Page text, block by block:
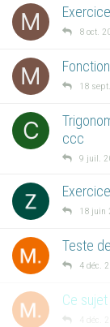
M 8 oct.
M 18
C
ccc
9 juil.
18 juin
Teste
4 déc.
Ce
4 déc.